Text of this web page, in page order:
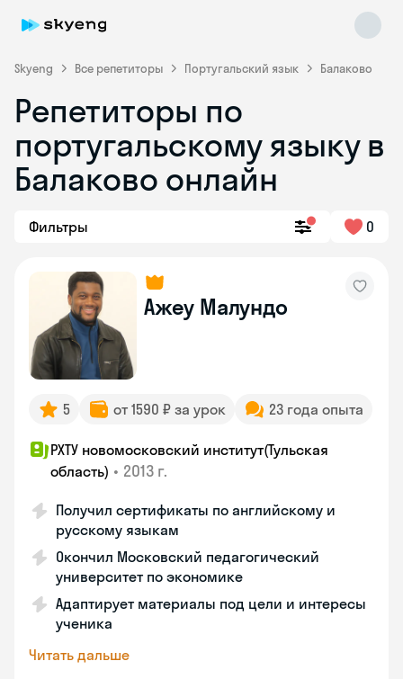
Skyeng Все репетиторы Португальский язык Балаково
Репетиторы по
португальскому языку в
Балаково онлайн
Фильтры 0
Ажеу Малундо
5 от 1590 ₽ за урок 23 года опыта
РХТУ новомосковский институт(Тульская
область) • 2013 г.
Получил сертификаты по английскому и
русскому языкам
Окончил Московский педагогический
университет по экономике
Адаптирует материалы под цели и интересы
ученика
Читать дальше
Skyeng Chat